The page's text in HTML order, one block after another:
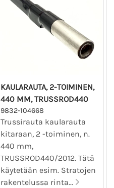
KAULARAUTA, 2-TOIMINEN,
440 MM, TRUSSROD440
9832-104668
Trussirauta kaularauta
kitaraan, 2 -toiminen, n.
440 mm,
TRUSSROD440/2012. Tätä
käytetään esim. Stratojen
rakentelussa rinta...